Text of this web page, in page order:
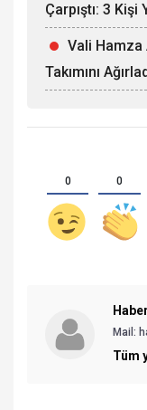
Çarpıştı: 3 Kişi
Vali Hamza
Takımını
0 0
Mail:
Tüm